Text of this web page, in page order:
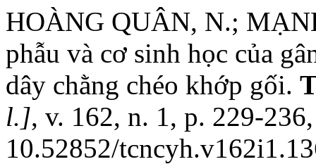
HOÀNG QUÂN, N.;
phẫu và cơ sinh học của
dây chằng chéo khớp gối.
l.], v. 162, n. 1, p. 229-
10.52852/